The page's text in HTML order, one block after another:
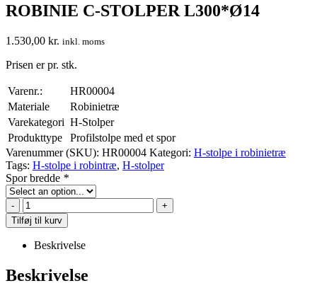
ROBINIE C-STOLPER L300*Ø14
1.530,00 kr. inkl. moms
Prisen er pr. stk.
Varenr.:
HR00004
Materiale
Robinietræ
Varekategori H-Stolper
Produkttype
Profilstolpe med et spor
Varenummer (SKU): HR00004 Kategori: H-stolpe i robinietræ
Tags: H-stolpe i robintræ, H-stolper
Spor bredde *
-
+
Tilføj til kurv
Beskrivelse
Beskrivelse